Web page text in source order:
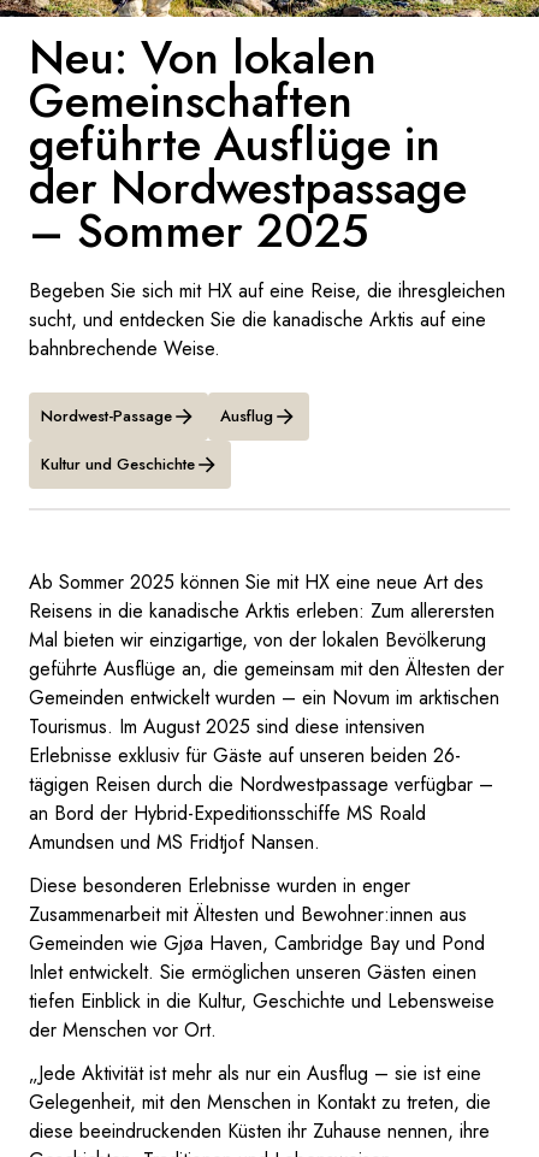
Schweden
Dänemark
Norwegen
Neu: Von lokalen
Gemeinschaften
geführte Ausflüge in
der Nordwestpassage
– Sommer 2025
Begeben Sie sich mit HX auf eine Reise, die ihresgleichen
sucht, und entdecken Sie die kanadische Arktis auf eine
bahnbrechende Weise.
Nordwest-Passage Ausflug
Kultur und Geschichte
Ab Sommer 2025 können Sie mit HX eine neue Art des
Reisens in die kanadische Arktis erleben: Zum allerersten
Mal bieten wir einzigartige, von der lokalen Bevölkerung
geführte Ausflüge an, die gemeinsam mit den Ältesten der
Gemeinden entwickelt wurden – ein Novum im arktischen
Tourismus. Im August 2025 sind diese intensiven
Erlebnisse exklusiv für Gäste auf unseren beiden 26-
tägigen Reisen durch die Nordwestpassage verfügbar –
an Bord der Hybrid-Expeditionsschiffe MS Roald
Amundsen und MS Fridtjof Nansen.
Diese besonderen Erlebnisse wurden in enger
Zusammenarbeit mit Ältesten und Bewohner:innen aus
Gemeinden wie Gjøa Haven, Cambridge Bay und Pond
Inlet entwickelt. Sie ermöglichen unseren Gästen einen
tiefen Einblick in die Kultur, Geschichte und Lebensweise
der Menschen vor Ort.
„Jede Aktivität ist mehr als nur ein Ausflug – sie ist eine
Gelegenheit, mit den Menschen in Kontakt zu treten, die
diese beeindruckenden Küsten ihr Zuhause nennen, ihre